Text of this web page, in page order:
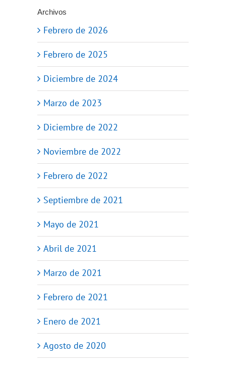
Archivos
Febrero de 2026
Febrero de 2025
Diciembre de 2024
Marzo de 2023
Diciembre de 2022
Noviembre de 2022
Febrero de 2022
Septiembre de 2021
Mayo de 2021
Abril de 2021
Marzo de 2021
Febrero de 2021
Enero de 2021
Agosto de 2020